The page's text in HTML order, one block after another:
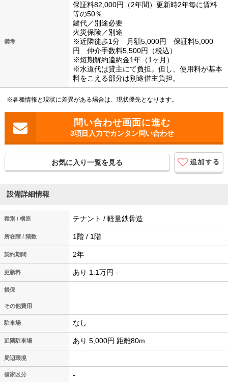
備考
保証料82,000円（2年間）更新時2年毎に賃料
等の50％
鍵代／別途必要
火災保険／別途
※近隣徒歩1分 月額5,000円 保証料5,000
円 仲介手数料5,500円（税込）
※短期解約違約金1年（1ヶ月）
※水道代は貸主にて負担。但し、使用料が基本
料をこえる部分は別途借主負担。
※各種情報と現状に差異がある場合は、現状優先となります。
3項目入力でカンタン問い合わせ
お気に入り一覧を見る
設備詳細情報
種別 / 構造 テナント / 軽量鉄骨造
所在階 / 階数 1階 / 1階
契約期間 2年
更新料 あり 1.1万円 -
損保
その他費用
駐車場 なし
近隣駐車場 あり 5,000円 距離80m
周辺環境
借家区分 -